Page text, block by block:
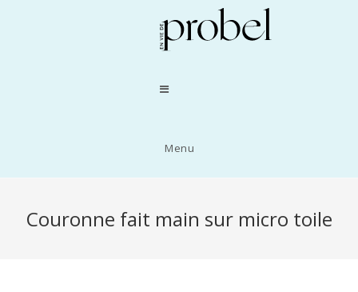
Menu
Couronne fait main sur micro toile